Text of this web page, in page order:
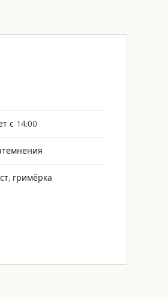
с 14:00
гримёрка